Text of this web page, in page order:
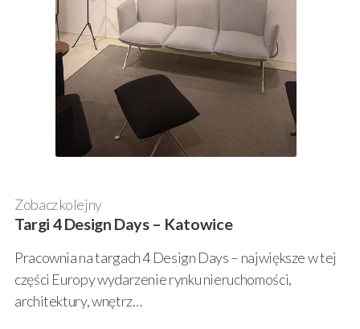
Zobacz kolejny
Targi 4 Design Days – Katowice
Pracownia na targach 4 Design Days – największe w tej
części Europy wydarzenie rynku nieruchomości,
architektury, wnętrz…